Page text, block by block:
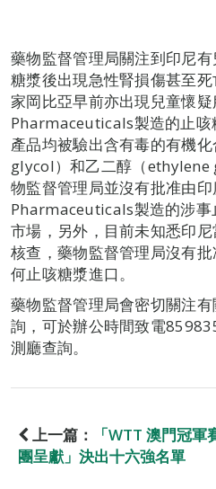
藥物監督管理局關注到印尼
糖漿後出現急性腎損傷甚至
家岡比亞早前亦出現兒童懷
Pharmaceuticals製造的止咳
產品均被驗出含有毒的有機
glycol）和乙二醇（ethylene
物監督管理局並沒有批准由
Pharmaceuticals製造的涉事
市場，另外，目前未知悉印
核查，藥物監督管理局沒有
何止咳糖漿進口。
藥物監督管理局會密切關注
詢，可於辦公時間致電
測廳查詢。
上一篇：
「WTT 澳門冠
團呈獻」決出十六強名單